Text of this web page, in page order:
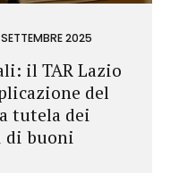
SETTEMBRE 2025
il TAR Lazio
del
tutela dei
buoni